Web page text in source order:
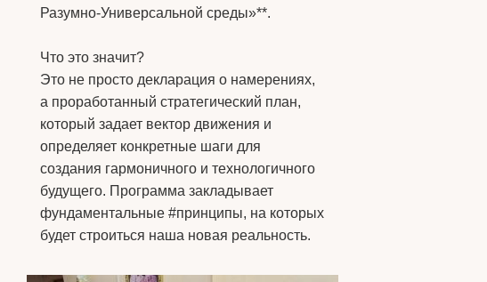
Разумно-Универсальной среды»**.
Что это значит?
Это не просто декларация о намерениях,
а проработанный стратегический план,
который задает вектор движения и
определяет конкретные шаги для
создания гармоничного и технологичного
будущего. Программа закладывает
фундаментальные #принципы, на которых
будет строиться наша новая реальность.